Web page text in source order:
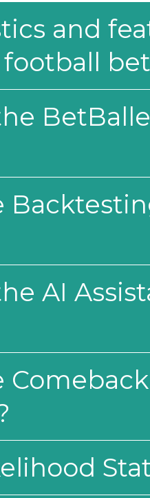
and
AI